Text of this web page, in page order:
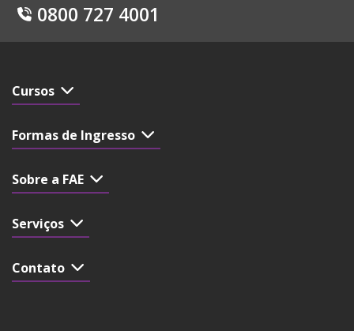
0800 727 4001
Cursos
Formas de Ingresso
Sobre a FAE
Serviços
Contato